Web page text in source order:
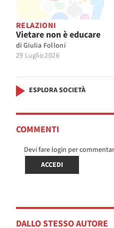
RELAZIONI
Vietare non è educare
di Giulia Folloni
29 Luglio 2026
ESPLORA SOCIETÀ
COMMENTI
Devi fare login per
ACCEDI
DALLO STESSO AUTORE